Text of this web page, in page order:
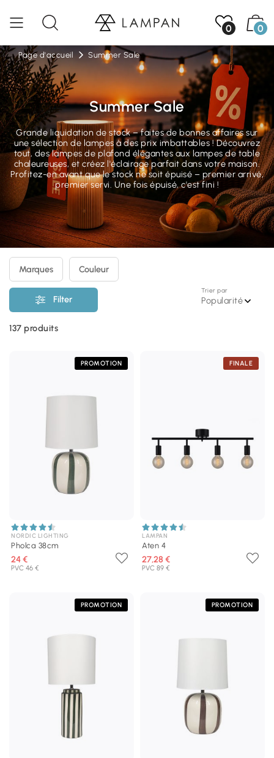
0 0
Page d'accueil Summer Sale
Summer Sale
Grande liquidation de stock – faites de bonnes affaires sur
une sélection de lampes à des prix imbattables ! Découvrez
tout, des lampes de plafond élégantes aux lampes de table
chaleureuses, et créez l'éclairage parfait dans votre maison.
Profitez-en avant que le stock ne soit épuisé – premier arrivé,
premier servi. Une fois épuisé, c'est fini !
Filter
Marques Couleur
Trier par
Popularité
137 produits
PROMOTION
NORDIC LIGHTING
Pholca 38cm
24 €
PVC 46 €
FINALE
LAMPAN
Aten 4
27,28 €
PVC 89 €
PROMOTION PROMOTION